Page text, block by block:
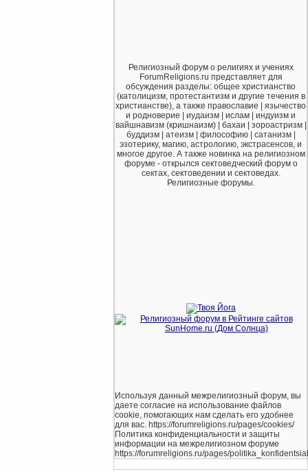
Религиозный форум о религиях и учениях
ForumReligions.ru представляет для
обсуждения разделы: общее христианство
(католицизм, протестантизм и другие течения в
христианстве), а также православие | язычество
и родноверие | иудаизм | ислам | индуизм и
вайшнавизм (кришнаизм) | бахаи | зороастризм |
буддизм | атеизм | философию | сатанизм |
эзотерику, магию, астрологию, экстрасенсов, и
многое другое. А также новинка на религиозном
форуме - открылся сектоведческий форум о
сектах, сектоведении и сектоведах.
Религиозные форумы.
Используя данный межрелигиозный форум, вы
даете согласие на использование файлов
cookie, помогающих нам сделать его удобнее
для вас. https://forumreligions.ru/pages/cookies/
Политика конфиденциальности и защиты
информации на межрелигиозном форуме
https://forumreligions.ru/pages/